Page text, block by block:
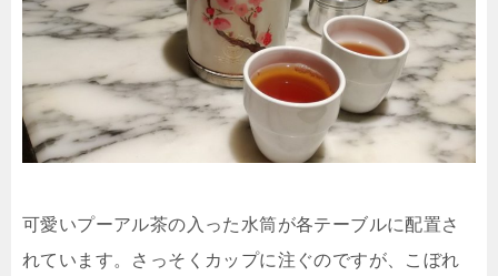
可愛いプーアル茶の入った水筒が各テーブルに配置さ
れています。さっそくカップに注ぐのですが、こぼれ